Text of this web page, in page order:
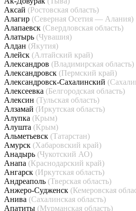
Аксай (Ростовская область)
Алагир (Северная Осетия — Алания)
Алапаевск (Свердловская область)
Алатырь (Чувашия)
Алдан (Якутия)
Алейск (Алтайский край)
Александров (Владимирская область)
Александровск (Пермский край)
Александровск-Сахалинский
Алексеевка (Белгородская область)
Алексин (Тульская область)
Алзамай (Иркутская область)
Алупка (Крым)
Алушта (Крым)
Альметьевск (Татарстан)
Амурск (Хабаровский край)
Анадырь (Чукотский АО)
Анапа (Краснодарский край)
Ангарск (Иркутская область)
Андреаполь (Тверская область)
Анжеро-Судженск (Кемеровская
Анива (Сахалинская область)
Апатиты (Мурманская область)